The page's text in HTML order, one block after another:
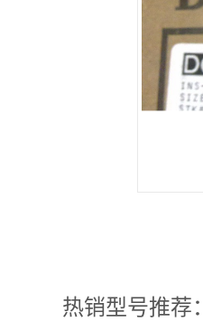
热销型号推荐：